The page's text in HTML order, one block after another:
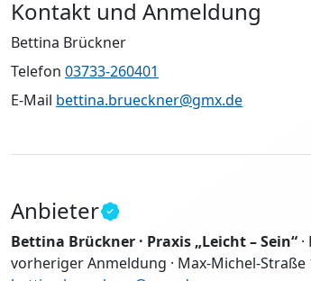
Kontakt und Anmeldung
Bettina Brückner
Telefon 03733-260401
E-Mail bettina.brueckner@gmx.de
Anbieter
Bettina Brückner · Praxis „Leicht – Sein“
vorheriger Anmeldung · Max-Michel-Straße